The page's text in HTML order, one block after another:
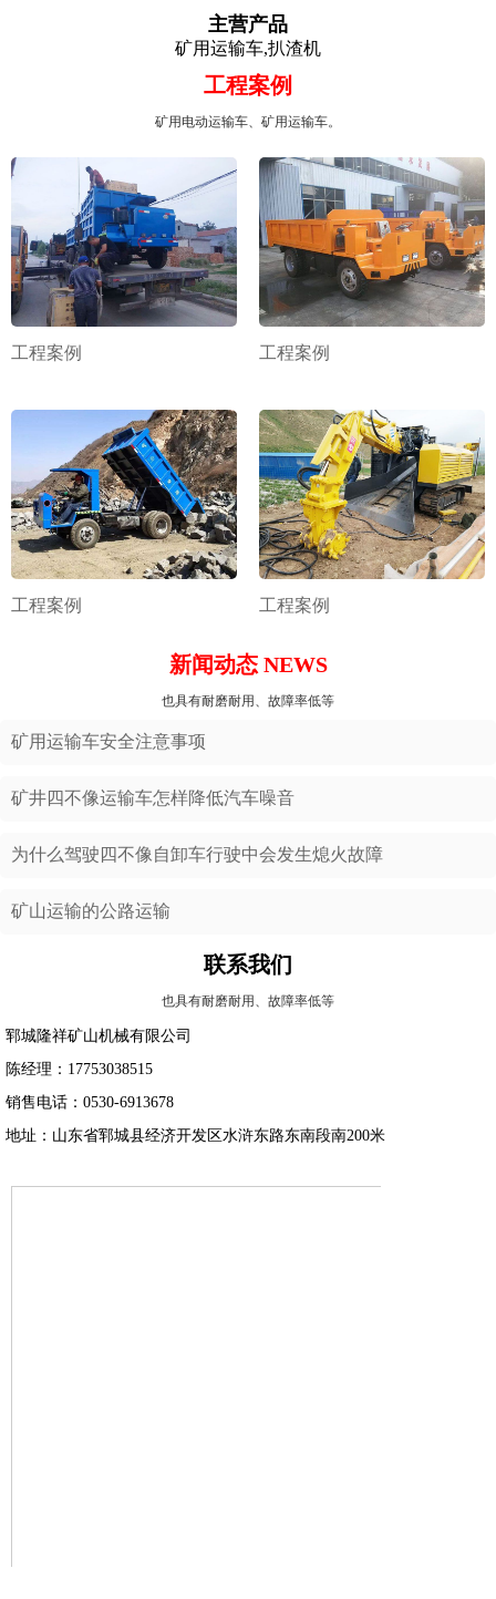
主营产品
矿用运输车,扒渣机
工程案例
矿用电动运输车、矿用运输车。
工程案例 工程案例
工程案例 工程案例
新闻动态 NEWS
也具有耐磨耐用、故障率低等
矿用运输车安全注意事项
矿井四不像运输车怎样降低汽车噪音
为什么驾驶四不像自卸车行驶中会发生熄火故障
矿山运输的公路运输
联系我们
也具有耐磨耐用、故障率低等
郓城隆祥矿山机械有限公司
陈经理：17753038515
销售电话：0530-6913678
地址：山东省郓城县经济开发区水浒东路东南段南200米